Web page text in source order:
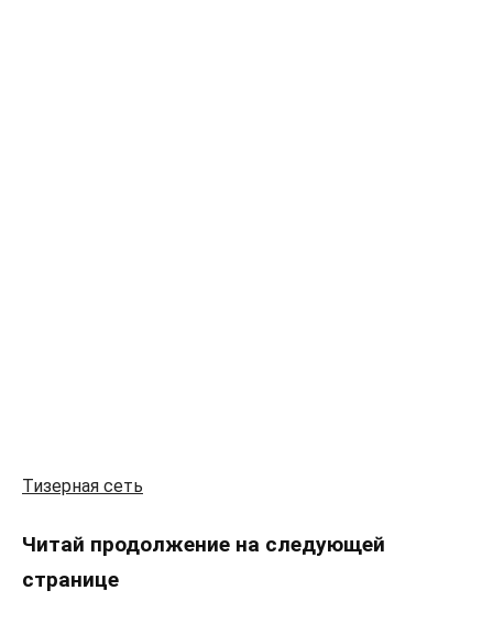
Тизерная сеть
Читай продолжение на следующей
странице